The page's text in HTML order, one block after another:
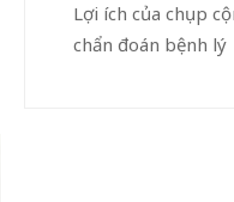
Lợi ích của chụp
chẩn đoán bệnh lý